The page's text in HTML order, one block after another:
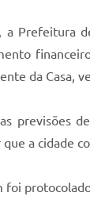
a Prefeitura
da Casa,
previsões
a cidade
foi